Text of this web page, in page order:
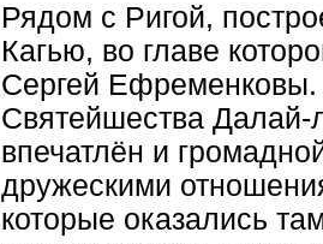
Рядом с Ригой,
Кагью, во главе
Сергей
Святейшества Далай-
впечатлён и
дружескими
которые оказались